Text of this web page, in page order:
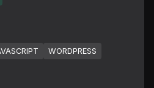
WORDPRESS